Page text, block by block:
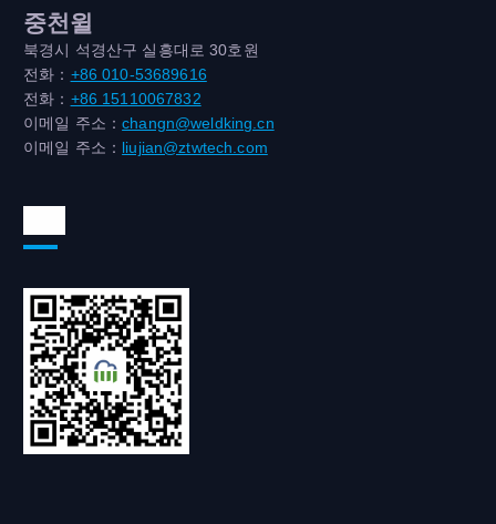
중천윌
북경시 석경산구 실흥대로 30호원
전화： +86 010-53689616
전화： +86 15110067832
이메일 주소：changn@weldking.cn
이메일 주소： liujian@ztwtech.com